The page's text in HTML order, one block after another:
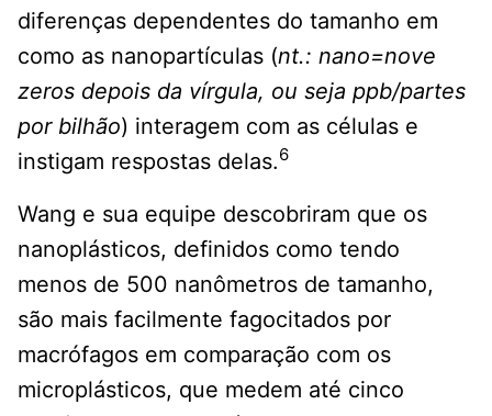
diferenças dependentes do tamanho em
como as nanopartículas (nt.: nano=nove
zeros depois da vírgula, ou seja ppb/partes
por bilhão) interagem com as células e
instigam respostas delas.6
Wang e sua equipe descobriram que os
nanoplásticos, definidos como tendo
menos de 500 nanômetros de tamanho,
são mais facilmente fagocitados por
macrófagos em comparação com os
microplásticos, que medem até cinco